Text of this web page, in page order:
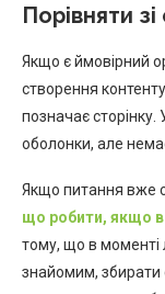
Порівняти
Якщо є ймовірний
створення
позначає
оболонки, але
Якщо питання вже
що робити, якщо в
тому, що в моменті
знайомим, збирати